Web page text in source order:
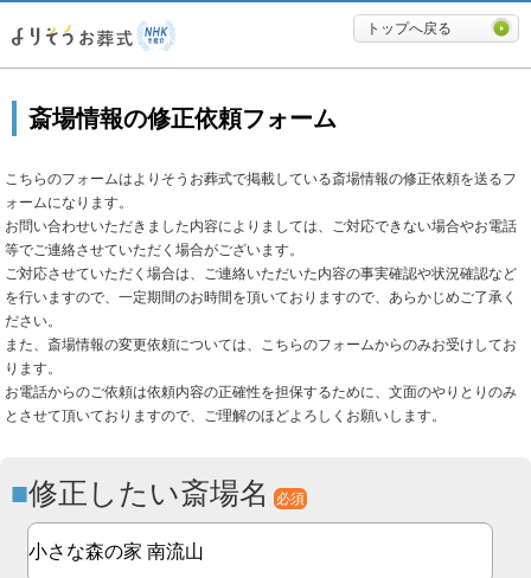
必要最低限に絞ったよりそうお
トップへ戻る
斎場情報の修正依頼フォーム
こちらのフォームはよりそうお葬式で掲載している斎場情報の修正依頼を送るフ
ォームになります。
お問い合わせいただきました内容によりましては、ご対応できない場合やお電話
等でご連絡させていただく場合がございます。
ご対応させていただく場合は、ご連絡いただいた内容の事実確認や状況確認など
を行いますので、一定期間のお時間を頂いておりますので、あらかじめご了承く
ださい。
また、斎場情報の変更依頼については、こちらのフォームからのみお受けしてお
ります。
お電話からのご依頼は依頼内容の正確性を担保するために、文面のやりとりのみ
とさせて頂いておりますので、ご理解のほどよろしくお願いします。
修正したい斎場名 必須